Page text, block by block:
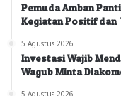
Pemuda Amban
Kegiatan Positif dan
5 Agustus 2026
Investasi Wajib
Wagub Minta
5 Agustus 2026